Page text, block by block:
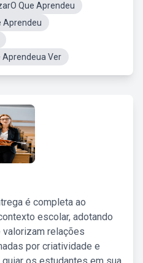
Que Aprendeu
Aprendeu
Aprendeua Ver
é completa ao
escolar, adotando
relações
por criatividade e